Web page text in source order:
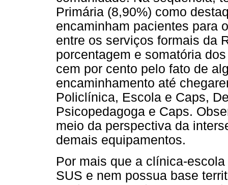
Primária (8,90%) como
encaminham pacientes para
entre os serviços formais da
porcentagem e somatória
cem por cento pelo fato de
encaminhamento até
Policlínica, Escola e Caps,
Psicopedagoga e Caps.
meio da perspectiva da
demais equipamentos.
Por mais que a clínica-
SUS e nem possua base